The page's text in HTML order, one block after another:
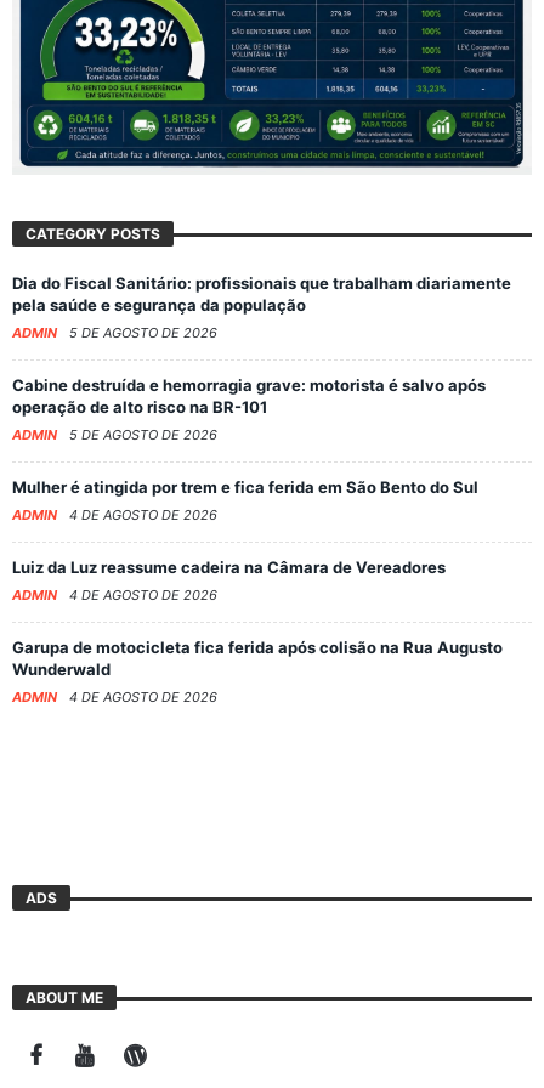
CATEGORY POSTS
Dia do Fiscal Sanitário: profissionais que trabalham diariamente
pela saúde e segurança da população
ADMIN 5 DE AGOSTO DE 2026
Cabine destruída e hemorragia grave: motorista é salvo após
operação de alto risco na BR-101
ADMIN 5 DE AGOSTO DE 2026
Mulher é atingida por trem e fica ferida em São Bento do Sul
ADMIN 4 DE AGOSTO DE 2026
Luiz da Luz reassume cadeira na Câmara de Vereadores
ADMIN 4 DE AGOSTO DE 2026
Garupa de motocicleta fica ferida após colisão na Rua Augusto
Wunderwald
ADMIN 4 DE AGOSTO DE 2026
ADS
ABOUT ME